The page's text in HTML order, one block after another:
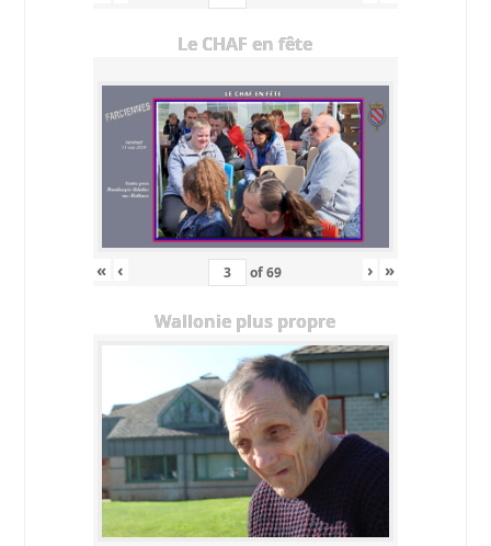
Le CHAF en fête
« ‹ of69 › »
Wallonie plus propre